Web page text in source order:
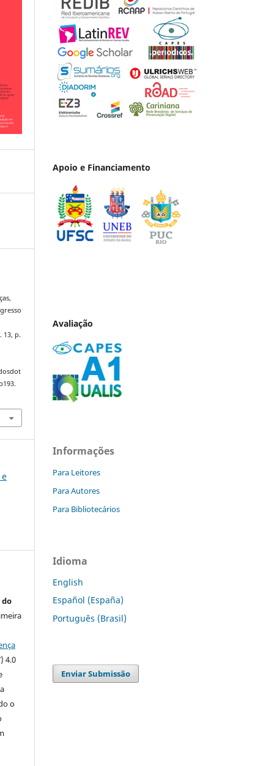
13, p.
do
4.0
o
Apoio e Financiamento
Avaliação
Informações
Para Leitores
Para Autores
Para Bibliotecários
Idioma
English
Español (España)
Português (Brasil)
Enviar Submissão